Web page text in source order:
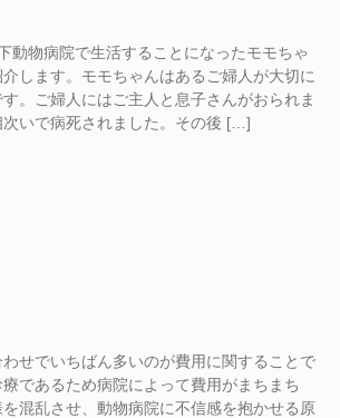
動物病院で生活することになったモモちゃ
します。モモちゃんはあるご婦人が大切に
。ご婦人にはご主人と息子さんがおられま
次いで病死されました。その後 […]
せでいちばん多いのが費用に関することで
であるため病院によって費用がまちまち
混乱させ、動物病院に不信感を抱かせる原